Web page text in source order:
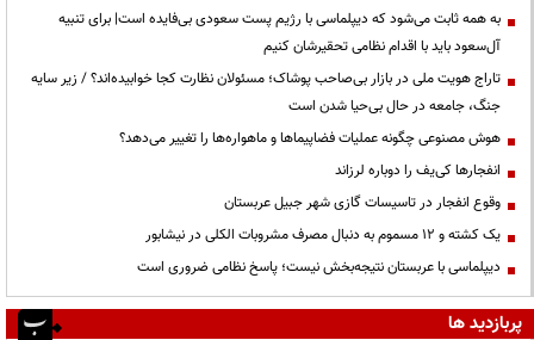
به همه ثابت می‌شود که دیپلماسی با رژیم پست سعودی بی‌فایده است| برای تنبیه
آل‌سعود باید با اقدام نظامی تحقیرشان کنیم
تاراج هویت ملی در بازار بی‌صاحب پوشاک؛ مسئولان نظارت کجا خوابیده‌اند؟ / زیر سایه
جنگ، جامعه در حال بی‌حیا شدن است
هوش مصنوعی چگونه عملیات فضاپیماها و ماهواره‌ها را تغییر می‌دهد؟
انفجارها کی‌یف را دوباره لرزاند
وقوع انفجار در تاسیسات گازی شهر جبیل عربستان
یک کشته و ۱۲ مسموم به دنبال مصرف مشروبات الکلی در نیشابور
دیپلماسی با عربستان نتیجه‌بخش نیست؛ پاسخ نظامی ضروری است
پربازدید ها